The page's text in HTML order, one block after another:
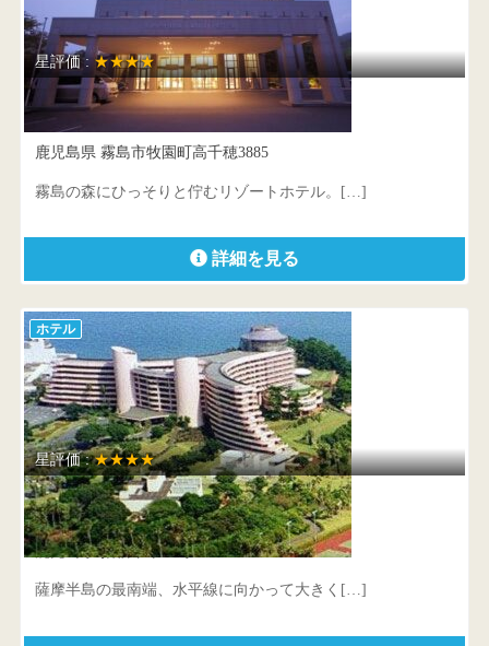
星評価 :★★★★
霧島観光ホテル
鹿児島県 霧島市牧園町高千穂3885
霧島の森にひっそりと佇むリゾートホテル。[…]
詳細を見る
ホテル
星評価 :★★★★
指宿いわさきホテル
鹿児島県 指宿市十二町3805-1
薩摩半島の最南端、水平線に向かって大きく[…]